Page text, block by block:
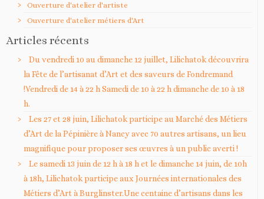
Ouverture d'atelier d'artiste
Ouverture d'atelier métiers d'Art
Articles récents
Du vendredi 10 au dimanche 12 juillet, Lilichatok découvrira
la Fête de l’artisanat d’Art et des saveurs de Fondremand
!Vendredi de 14 à 22 h Samedi de 10 à 22 h dimanche de 10 à 18
h.
Les 27 et 28 juin, Lilichatok participe au Marché des Métiers
d’Art de la Pépinière à Nancy avec 70 autres artisans, un lieu
magnifique pour proposer ses œuvres à un public averti !
Le samedi 13 juin de 12 h à 18 h et le dimanche 14 juin, de 10h
à 18h, Lilichatok participe aux Journées internationales des
Métiers d’Art à Burglinster.Une centaine d’artisans dans les